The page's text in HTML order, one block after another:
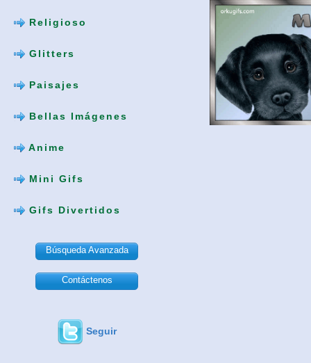
Religioso
Glitters
Paisajes
Bellas Imágenes
Anime
Mini Gifs
Gifs Divertidos
Búsqueda Avanzada
Contáctenos
Seguir